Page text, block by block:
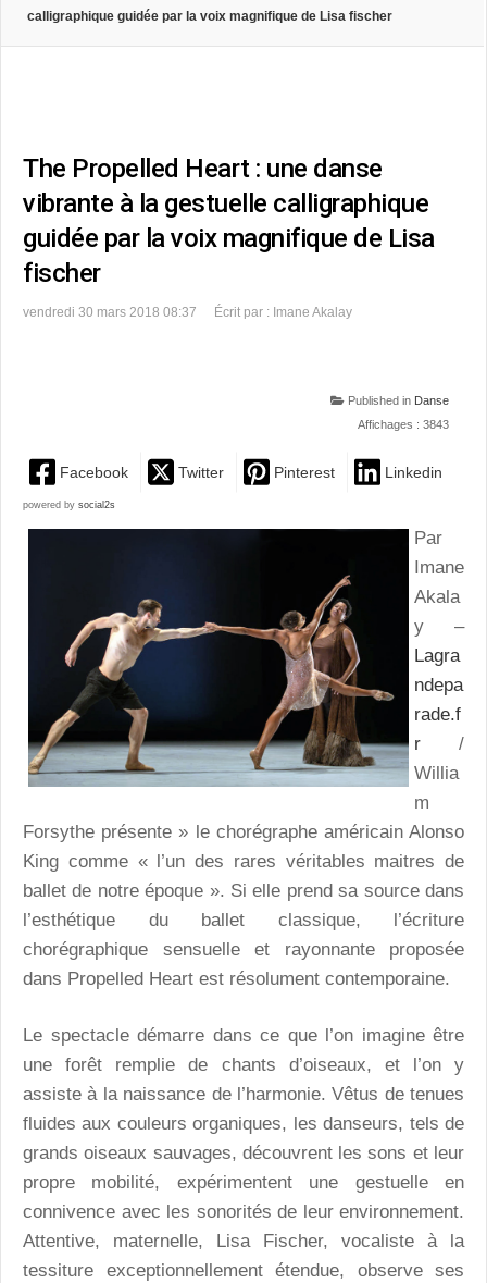
calligraphique guidée par la voix magnifique de Lisa fischer
The Propelled Heart : une danse
vibrante à la gestuelle calligraphique
guidée par la voix magnifique de Lisa
fischer
vendredi 30 mars 2018 08:37 Écrit par : Imane Akalay
Published in Danse
Affichages : 3843
Facebook Twitter Pinterest Linkedin
powered by social2s
Par
Imane
Akala
y –
Lagra
ndepa
rade.f
r /
Willia
m
Forsythe présente » le chorégraphe américain Alonso
King comme « l’un des rares véritables maitres de
ballet de notre époque ». Si elle prend sa source dans
l’esthétique du ballet classique, l’écriture
chorégraphique sensuelle et rayonnante proposée
dans Propelled Heart est résolument contemporaine.
Le spectacle démarre dans ce que l’on imagine être
une forêt remplie de chants d’oiseaux, et l’on y
assiste à la naissance de l’harmonie. Vêtus de tenues
fluides aux couleurs organiques, les danseurs, tels de
grands oiseaux sauvages, découvrent les sons et leur
propre mobilité, expérimentent une gestuelle en
connivence avec les sonorités de leur environnement.
Attentive, maternelle, Lisa Fischer, vocaliste à la
tessiture exceptionnellement étendue, observe ses